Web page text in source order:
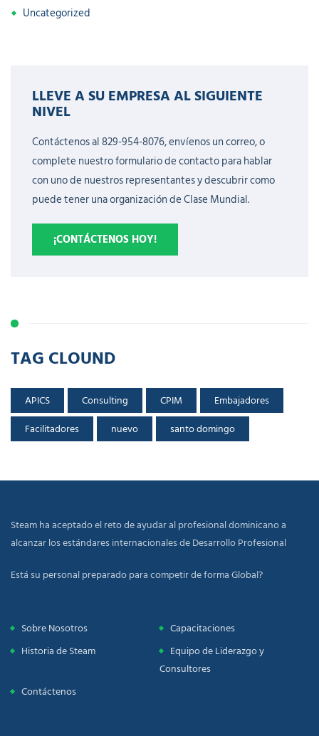
Uncategorized
LLEVE A SU EMPRESA AL SIGUIENTE
NIVEL
Contáctenos al 829-954-8076, envíenos un correo, o
complete nuestro formulario de contacto para hablar
con uno de nuestros representantes y descubrir como
puede tener una organización de Clase Mundial.
¡CONTÁCTENOS HOY!
TAG CLOUND
APICS Consulting CPIM
Embajadores
Facilitadores
nuevo santo domingo
Steam ha aceptado el reto de ayudar al profesional dominicano a
alcanzar los estándares internacionales de Desarrollo Profesional
Está su personal preparado para competir de forma Global?
Sobre Nosotros
Capacitaciones
Historia de Steam
Equipo de Liderazgo y
Consultores
Contáctenos